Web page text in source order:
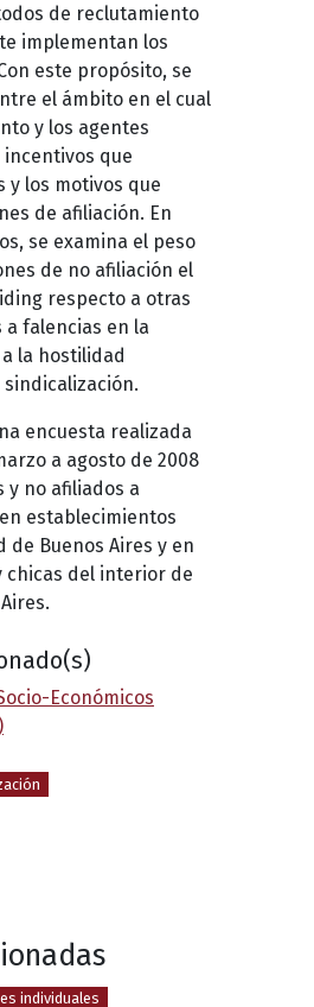
de reclutamiento
implementan los
este propósito, se
el ámbito en el cual
y los agentes
que
y los motivos que
de afiliación. En
se examina el peso
de no afiliación el
respecto a otras
a falencias en la
la hostilidad
encuesta realizada
a agosto de 2008
y no afiliados a
establecimientos
de Buenos Aires y en
chicas del interior de
Económicos
individuales